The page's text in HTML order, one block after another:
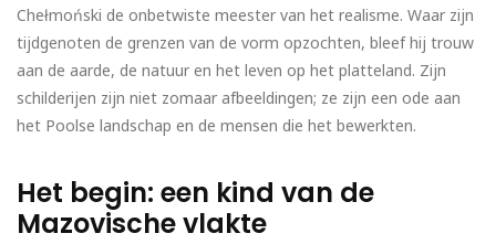
Chełmoński de onbetwiste meester van het realisme. Waar zijn
tijdgenoten de grenzen van de vorm opzochten, bleef hij trouw
aan de aarde, de natuur en het leven op het platteland. Zijn
schilderijen zijn niet zomaar afbeeldingen; ze zijn een ode aan
het Poolse landschap en de mensen die het bewerkten.
Het begin: een kind van de
Mazovische vlakte